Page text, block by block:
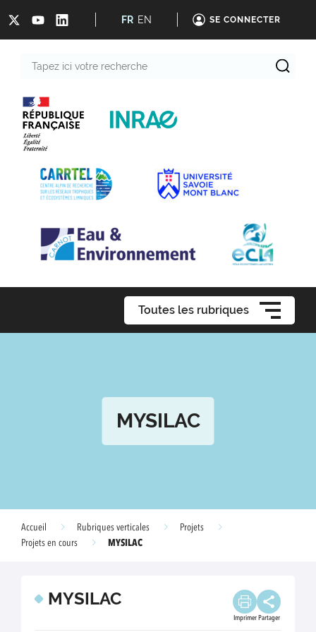
FR EN SE CONNECTER
recherche
Toutes les rubriques
MYSILAC
Accueil Rubriques verticales
Projets
Projets en cours
MYSILAC
MYSILAC
Imprimer Partager